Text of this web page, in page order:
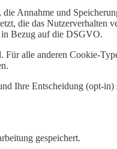
Annahme und
die das Nutzerverhalten
Bezug auf die DSGVO.
alle anderen Cookie-
Ihre Entscheidung (opt-
gespeichert.